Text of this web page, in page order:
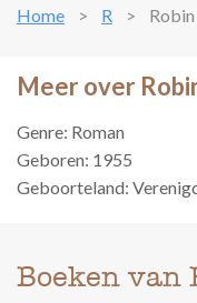
Home R
Meer over
Genre: Roman
Geboren: 1955
Geboorteland:
Boeken van